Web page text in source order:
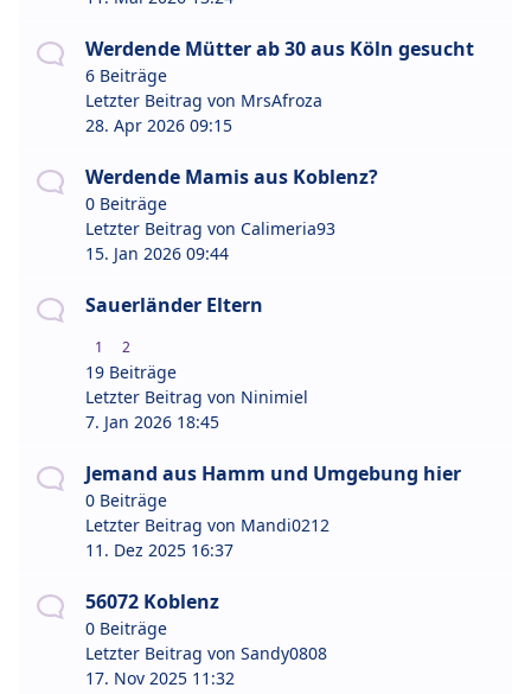
Werdende Mütter ab 30 aus Köln gesucht
6 Beiträge
Letzter Beitrag von MrsAfroza
28. Apr 2026 09:15
Werdende Mamis aus Koblenz?
0 Beiträge
Letzter Beitrag von Calimeria93
15. Jan 2026 09:44
Sauerländer Eltern
1 2
19 Beiträge
Letzter Beitrag von Ninimiel
7. Jan 2026 18:45
Jemand aus Hamm und Umgebung hier
0 Beiträge
Letzter Beitrag von Mandi0212
11. Dez 2025 16:37
56072 Koblenz
0 Beiträge
Letzter Beitrag von Sandy0808
17. Nov 2025 11:32